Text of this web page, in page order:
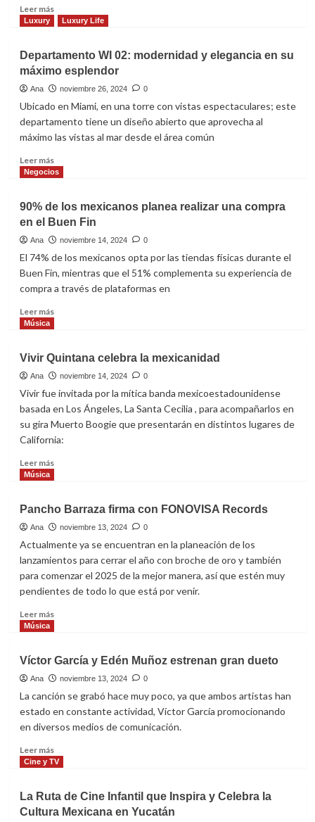
Leer másLeer
más
industria
musical
en
negocio
en
en
Producción
Luxury Luxury Life
Departamento WI 02: modernidad y elegancia en su
máximo esplendor
Ana noviembre 26, 2024 0
Ubicado en Miami, en una torre con vistas espectaculares; este
departamento tiene un diseño abierto que aprovecha al
máximo las vistas al mar desde el área común
Leer másLeer
más
WI
02:
modernidad
en
su
esplendor
Negocios
90% de los mexicanos planea realizar una compra
en el Buen Fin
Ana noviembre 14, 2024 0
El 74% de los mexicanos opta por las tiendas físicas durante el
Buen Fin, mientras que el 51% complementa su experiencia de
compra a través de plataformas en
Leer másLeer
de
los
mexicanos
una
compra
el
Buen
Música
Vivir Quintana celebra la mexicanidad
Ana noviembre 14, 2024 0
Vivir fue invitada por la mítica banda mexicoestadounidense
basada en Los Ángeles, La Santa Cecilia , para acompañarlos en
su gira Muerto Boogie que presentarán en distintos lugares de
California:
Leer másLeer
Quintana
celebra
Música
Pancho Barraza firma con FONOVISA Records
Ana noviembre 13, 2024 0
Actualmente ya se encuentran en la planeación de los
lanzamientos para cerrar el año con broche de oro y también
para comenzar el 2025 de la mejor manera, así que estén muy
pendientes de todo lo que está por venir.
Leer másLeer
Barraza
firma
con
Música
Víctor García y Edén Muñoz estrenan gran dueto
Ana noviembre 13, 2024 0
La canción se grabó hace muy poco, ya que ambos artistas han
estado en constante actividad, Víctor García promocionando
en diversos medios de comunicación.
Leer másLeer
más
García
y
Cine y TV
La Ruta de Cine Infantil que Inspira y Celebra la
Cultura Mexicana en Yucatán